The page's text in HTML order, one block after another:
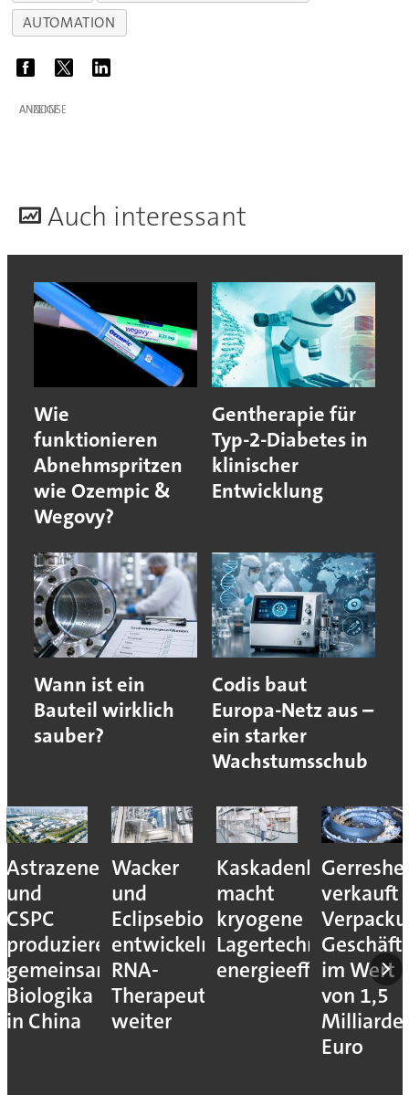
AUTOMATION
ANZEIGE
Auch interessant
Wie
funktionieren
Abnehmspritzen
wie Ozempic &
Wegovy?
Gentherapie für
Typ-2-Diabetes in
klinischer
Entwicklung
Wann ist ein
Bauteil wirklich
sauber?
Codis baut
Europa-Netz aus –
ein starker
Wachstumsschub
Astrazeneca
und
CSPC
produzieren
gemeinsam
Biologika
in China
Wacker
und
Eclipsebio
entwickeln
RNA-
Therapeutika
weiter
Kaskadenkonzept
macht
kryogene
Lagertechnik
energieeffizienter
verkauft
im Wert
von 1,5
Euro